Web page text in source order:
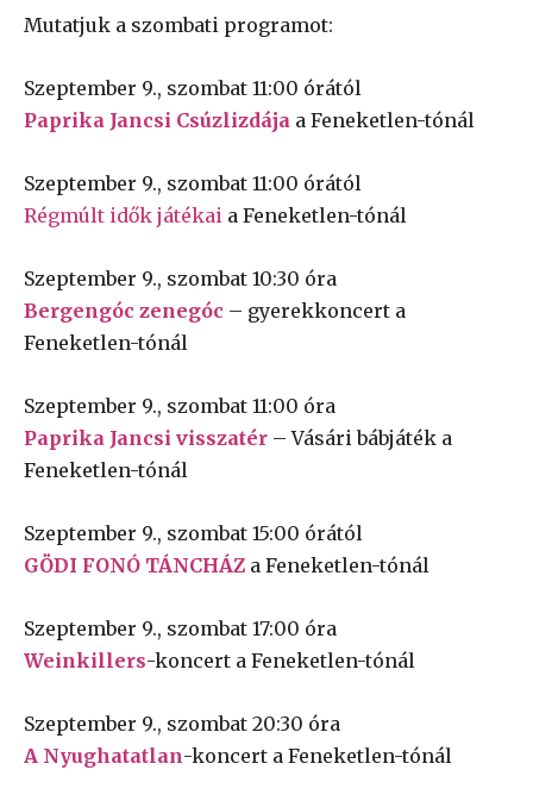
Mutatjuk a szombati programot:
Szeptember 9., szombat 11:00 órától
Paprika Jancsi Csúzlizdája a Feneketlen-tónál
Szeptember 9., szombat 11:00 órától
Régmúlt idők játékai a Feneketlen-tónál
Szeptember 9., szombat 10:30 óra
Bergengóc zenegóc – gyerekkoncert a
Feneketlen-tónál
Szeptember 9., szombat 11:00 óra
Paprika Jancsi visszatér – Vásári bábjáték a
Feneketlen-tónál
Szeptember 9., szombat 15:00 órától
GÖDI FONÓ TÁNCHÁZ a Feneketlen-tónál
Szeptember 9., szombat 17:00 óra
Weinkillers-koncert a Feneketlen-tónál
Szeptember 9., szombat 20:30 óra
A Nyughatatlan-koncert a Feneketlen-tónál